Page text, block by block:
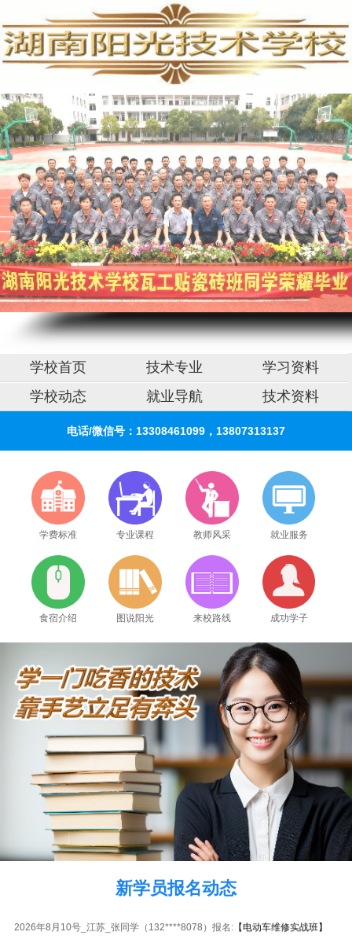
PLC培训,PLC编程培训,PLC培训学校,PLC编程培训学校
学校首页 技术专业
学习资料
学校动态
就业导航 技术资料
电话/微信号：13308461099，13807313137
学费标准 专业课程 教师风采 就业服务
食宿介绍 图说阳光 来校路线 成功学子
新学员报名动态
2026年8月10号_广东_王同学（136****0249）报名:【摩托车电动车维修实战
班】
2026年8月10号_上海_张同学（139****4924）报名:【电动工具维修实战班】
2026年8月10号_北京_刘同学（137****1734）报名:【摩托车电动车维修实战
班】
2026年8月10号_江西_吴同学（183****0751）报名: 【水电安装实战班】
2026年8月10号_广西_王同学（155****3006）报名:【电子维修大专实战班】
2026年8月10号_海南_马同学（132****6609）报名:【电动工具维修实战班】